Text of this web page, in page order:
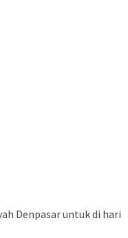
Denpasar untuk di hari